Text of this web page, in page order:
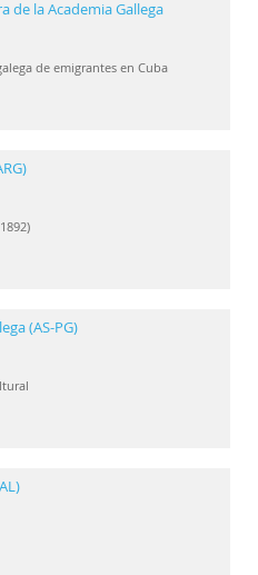
de la Academia Gallega
de emigrantes en Cuba
(AS-PG)